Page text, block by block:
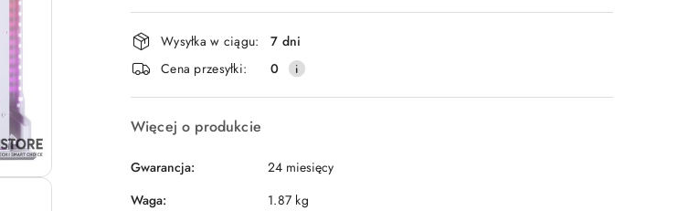
Wyślij
Dostępność
i
dostawa
Wysyłka w ciągu:
7 dni
Cena przesyłki:
0
Więcej o produkcie
Gwarancja:
24 miesięcy
Waga:
1.87 kg